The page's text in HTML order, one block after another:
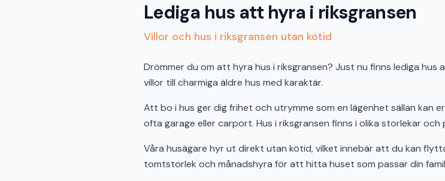
Lediga hus att hyra i riksgransen
Villor och hus i riksgransen utan kötid
Drömmer du om att hyra hus i riksgransen? Just nu finns lediga
villor till charmiga äldre hus med karaktär.
Att bo i hus ger dig frihet och utrymme som en lägenhet sällan kan
ofta garage eller carport. Hus i riksgransen finns i olika storlekar och
Våra husägare hyr ut direkt utan kötid, vilket innebär att du kan
tomtstorlek och månadshyra för att hitta huset som passar din